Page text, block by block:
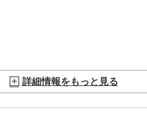
詳細情報をもっと見る